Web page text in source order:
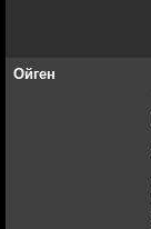
Ойген